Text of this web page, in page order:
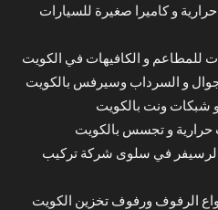
و كاميرا صغيرة للسيارات
للمطاعم و الكافيهات في الكويت
و السرداب وسيرفس بالكويت
ونت بالكويت
حرارية و تجسس بالكويت
في سلوى شركة تركيب
الرفوف ورفوف تخزين الكويت